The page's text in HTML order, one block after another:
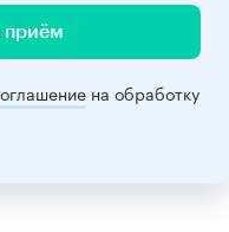
приём
на обработку